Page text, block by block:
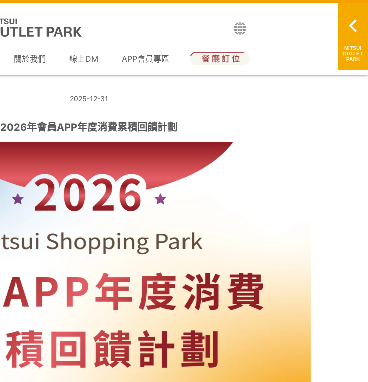
關於我們 線上DM APP會員專區
MITSUI
OUTLET
PARK
2025-12-31
2026年會員APP年度消費累積回饋計劃